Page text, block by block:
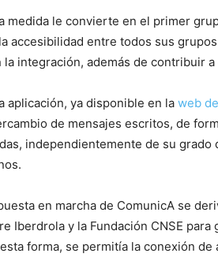
medida le convierte en el primer
accesibilidad entre todos sus
la integración, además de contribuir
aplicación, ya disponible en la web
de mensajes escritos, de
independientemente de su
en marcha de ComunicA se
Iberdrola y la Fundación CNSE
forma, se permitía la conexión